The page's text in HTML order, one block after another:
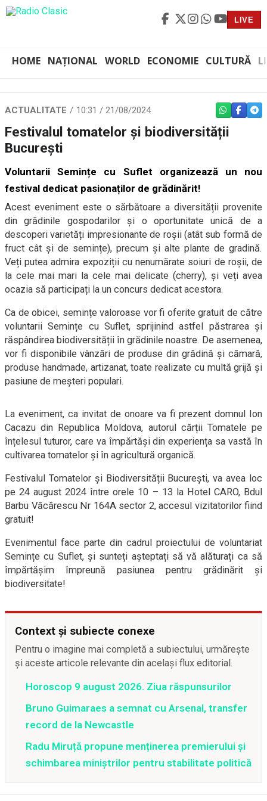
LIVE
HOME NAȚIONAL WORLD ECONOMIE CULTURĂ
ACTUALITATE 10:31 / 21/08/2024 WHATSAPP
Festivalul tomatelor și biodiversității
București
Voluntarii Semințe cu Suflet organizează un nou
festival dedicat pasionaților de grădinărit!
Acest eveniment este o sărbătoare a diversității provenite
din grădinile gospodarilor și o oportunitate unică de a
descoperi varietăți impresionante de roșii (atât sub formă de
fruct cât și de semințe), precum și alte plante de gradină.
Veți putea admira expoziții cu nenumărate soiuri de roșii, de
la cele mai mari la cele mai delicate (cherry), și veți avea
ocazia să participați la un concurs dedicat acestora.
Ca de obicei, semințe valoroase vor fi oferite gratuit de către
voluntarii Semințe cu Suflet, sprijinind astfel păstrarea și
răspândirea biodiversității în grădinile noastre. De asemenea,
vor fi disponibile vânzări de produse din grădină și cămară,
produse handmade, artizanat, toate realizate cu multă grijă și
pasiune de meșteri populari.
La eveniment, ca invitat de onoare va fi prezent domnul Ion
Cacazu din Republica Moldova, autorul cărții Tomatele pe
înțelesul tuturor, care va împărtăși din experiența sa vastă în
cultivarea tomatelor și în agricultură organică.
Festivalul Tomatelor și Biodiversității București, va avea loc
pe 24 august 2024 între orele 10 – 13 la Hotel CARO, Bdul
Barbu Văcărescu Nr 164A sector 2, accesul vizitatorilor fiind
gratuit!
Evenimentul face parte din cadrul proiectului de voluntariat
Semințe cu Suflet, și sunteți așteptați să vă alăturați ca să
împărtășim împreună pasiunea pentru grădinărit și
biodiversitate!
Context și subiecte conexe
Pentru o imagine mai completă a subiectului, urmărește
și aceste articole relevante din același flux editorial.
Horoscop 9 august 2026. Ziua răspunsurilor
Bruno Guimaraes a semnat cu Arsenal, transfer
record de la Newcastle
Radu Miruță propune menținerea premierului și
schimbarea miniștrilor pentru stabilitate politică